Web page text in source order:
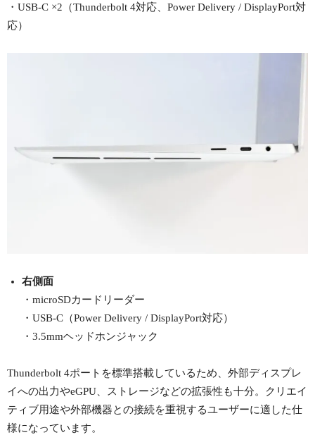
・USB-C ×2（Thunderbolt 4対応、Power Delivery / DisplayPort対
応）
右側面
・microSDカードリーダー
・USB-C（Power Delivery / DisplayPort対応）
・3.5mmヘッドホンジャック
Thunderbolt 4ポートを標準搭載しているため、外部ディスプレ
イへの出力やeGPU、ストレージなどの拡張性も十分。クリエイ
ティブ用途や外部機器との接続を重視するユーザーに適した仕
様になっています。